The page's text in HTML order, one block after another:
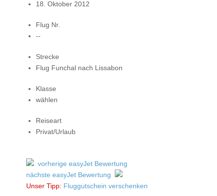
18. Oktober 2012
Flug Nr.
--
Strecke
Flug Funchal nach Lissabon
Klasse
wählen
Reiseart
Privat/Urlaub
vorherige easyJet Bewertung
nächste easyJet Bewertung
Unser Tipp: Fluggutschein verschenken